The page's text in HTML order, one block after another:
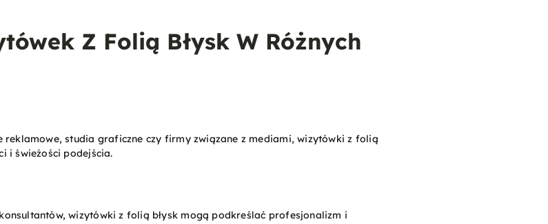
Z Folią Błysk W Różnych
reklamowe, studia graficzne czy firmy związane z mediami, wizytówki z folią
i świeżości podejścia.
wizytówki z folią błysk mogą podkreślać profesjonalizm i